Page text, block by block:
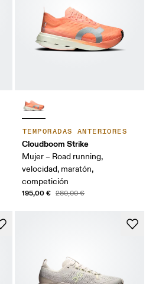
TEMPORADAS ANTERIORES
Cloudboom Strike
Mujer – Road running,
velocidad, maratón,
competición
195,00 € 280,00 €